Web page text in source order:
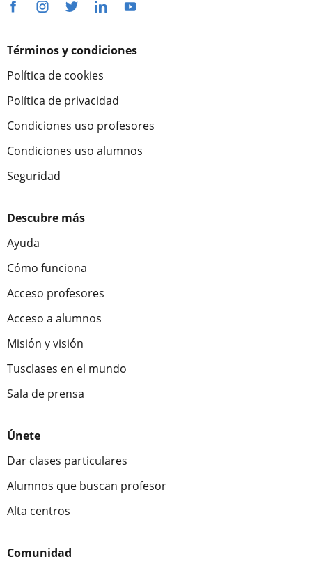
Términos y condiciones
Política de cookies
Política de privacidad
Condiciones uso profesores
Condiciones uso alumnos
Seguridad
Descubre más
Ayuda
Cómo funciona
Acceso profesores
Acceso a alumnos
Misión y visión
Tusclases en el mundo
Sala de prensa
Únete
Dar clases particulares
Alumnos que buscan profesor
Alta centros
Comunidad